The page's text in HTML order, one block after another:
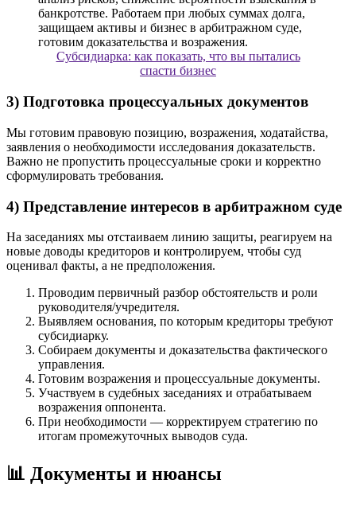
Субсидиарка: как показать, что вы пытались
спасти бизнес
3) Подготовка процессуальных документов
Мы готовим правовую позицию, возражения, ходатайства,
заявления о необходимости исследования доказательств.
Важно не пропустить процессуальные сроки и корректно
сформулировать требования.
4) Представление интересов в арбитражном суде
На заседаниях мы отстаиваем линию защиты, реагируем на
новые доводы кредиторов и контролируем, чтобы суд
оценивал факты, а не предположения.
Проводим первичный разбор обстоятельств и роли
руководителя/учредителя.
Выявляем основания, по которым кредиторы требуют
субсидиарку.
Собираем документы и доказательства фактического
управления.
Готовим возражения и процессуальные документы.
Участвуем в судебных заседаниях и отрабатываем
возражения оппонента.
При необходимости — корректируем стратегию по
итогам промежуточных выводов суда.
📊 Документы и нюансы